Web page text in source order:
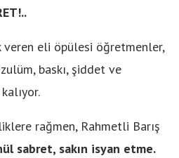
veren eli öpülesi öğretmenler,
baskı, şiddet ve
rağmen, Rahmetli Barış
sabret, sakın isyan etme.